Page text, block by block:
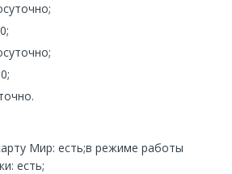
Мир: есть;в режиме работы
есть;